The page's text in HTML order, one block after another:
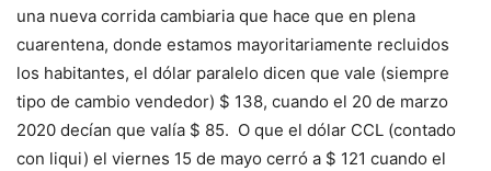
una nueva corrida cambiaria que hace que en plena
cuarentena, donde estamos mayoritariamente recluidos
los habitantes, el dólar paralelo dicen que vale (siempre
tipo de cambio vendedor) $ 138, cuando el 20 de marzo
2020 decían que valía $ 85. O que el dólar CCL (contado
con liqui) el viernes 15 de mayo cerró a $ 121 cuando el